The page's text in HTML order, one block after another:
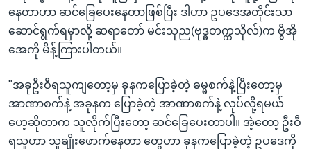
နေတာဟာ ဆင်ခြေပေးနေတာဖြစ်ပြီး ဒါဟာ ဥပဒေအတိုင်းသာ
ဆောင်ရွက်ရမှာလို့ ဆရာတော် မင်းသုည(ဗုဒ္ဓတက္ကသိုလ်)က ဗွီအို
အေကို မိန့်ကြားပါတယ်။
"အခုဦးဝီရသူကျတော့မှ ခုနကပြောခဲ့တဲ့ ဓမ္မစက်နဲ့ပြီးတော့မှ
အာဏာစက်နဲ့ အခုနက ပြောခဲ့တဲ့ အာဏာစက်နဲ့ လုပ်လို့ရမယ်
ဟေ့ဆိုတာက သူလိုက်ပြီးတော့ ဆင်ခြေပေးတာပါ။ အဲ့တော့ ဦးဝီ
ရသူဟာ သူချိုးဖောက်နေတာ တွေဟာ ခုနကပြောခဲ့တဲ့ ဥပဒေကို